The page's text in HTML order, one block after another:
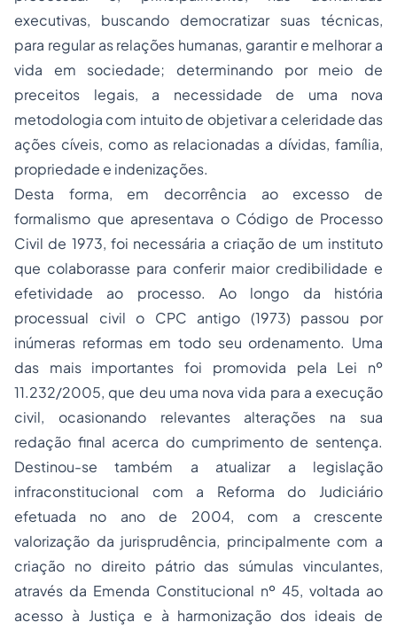
executivas, buscando democratizar suas técnicas,
para regular as relações humanas, garantir e melhorar a
vida em sociedade; determinando por meio de
preceitos legais, a necessidade de uma nova
metodologia com intuito de objetivar a celeridade das
ações cíveis, como as relacionadas a dívidas, família,
propriedade e indenizações.
Desta forma, em decorrência ao excesso de
formalismo que apresentava o Código de Processo
Civil de 1973, foi necessária a criação de um instituto
que colaborasse para conferir maior credibilidade e
efetividade ao processo. Ao longo da história
processual civil o CPC antigo (1973) passou por
inúmeras reformas em todo seu ordenamento. Uma
das mais importantes foi promovida pela Lei nº
11.232/2005, que deu uma nova vida para a execução
civil, ocasionando relevantes alterações na sua
redação final acerca do cumprimento de sentença.
Destinou-se também a atualizar a legislação
infraconstitucional com a Reforma do Judiciário
efetuada no ano de 2004, com a crescente
valorização da jurisprudência, principalmente com a
criação no direito pátrio das súmulas vinculantes,
através da Emenda Constitucional nº 45, voltada ao
acesso à Justiça e à harmonização dos ideais de